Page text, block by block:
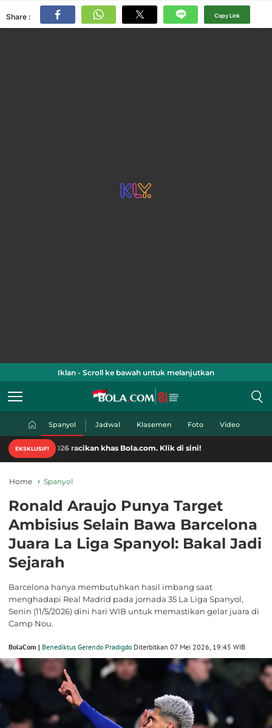
Share : Copy Link
Iklan - Scroll ke bawah untuk melanjutkan
Spanyol Jadwal Klasemen Foto Video
EKSKLUSIF!
racikan khas Bola.com. Klik di sini!
Home Spanyol
Ronald Araujo Punya Target
Ambisius Selain Bawa Barcelona
Juara La Liga Spanyol: Bakal Jadi
Sejarah
Barcelona hanya membutuhkan hasil imbang saat
menghadapi Real Madrid pada jornada 35 La Liga Spanyol,
Senin (11/5/2026) dini hari WIB untuk memastikan gelar juara di
Camp Nou.
BolaCom | Benediktus Gerendo Pradigdo Diterbitkan 07 Mei 2026, 19:45 WIB